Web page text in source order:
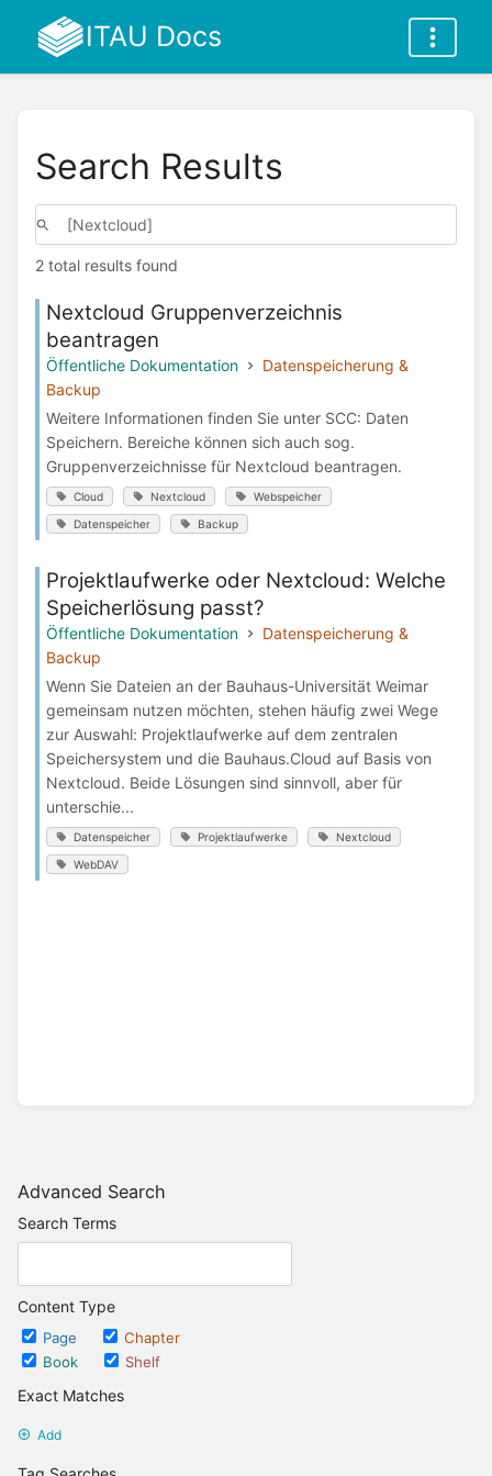
ITAU Docs
Advanced Search
Search Terms
Content Type
Page
Chapter
Book
Shelf
Exact Matches
Add
Search Results
2 total results found
Nextcloud Gruppenverzeichnis
beantragen
Öffentliche Dokumentation
Datenspeicherung &
Backup
Weitere Informationen finden Sie unter SCC: Daten
Speichern. Bereiche können sich auch sog.
Gruppenverzeichnisse für Nextcloud beantragen.
Cloud Nextcloud Webspeicher
Datenspeicher Backup
Projektlaufwerke oder Nextcloud: Welche
Speicherlösung passt?
Öffentliche Dokumentation
Datenspeicherung &
Backup
Wenn Sie Dateien an der Bauhaus-Universität Weimar
gemeinsam nutzen möchten, stehen häufig zwei Wege
zur Auswahl: Projektlaufwerke auf dem zentralen
Speichersystem und die Bauhaus.Cloud auf Basis von
Nextcloud. Beide Lösungen sind sinnvoll, aber für
unterschie...
Datenspeicher Projektlaufwerke Nextcloud
WebDAV